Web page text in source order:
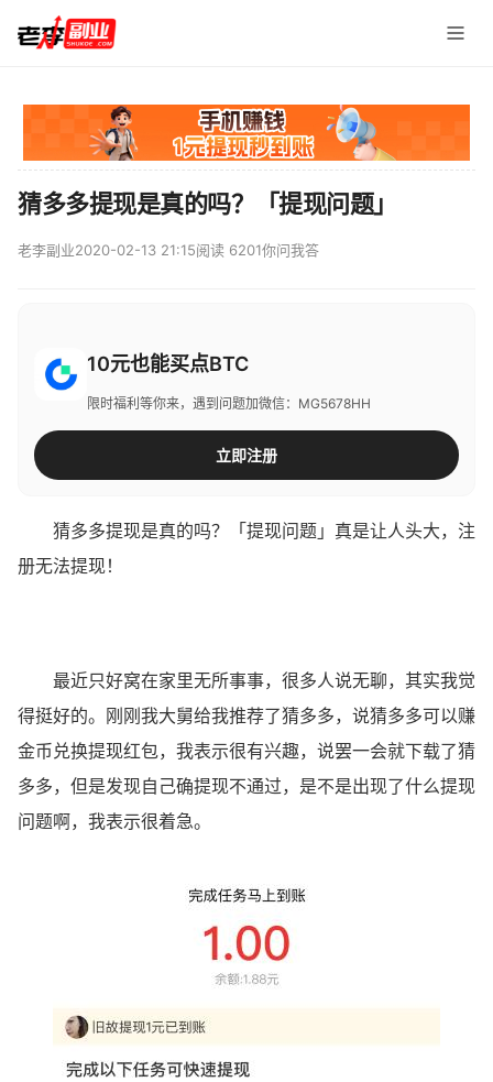
猜多多提现是真的吗？「提现问题」
老李副业2020-02-13 21:15阅读 6201你问我答
10元也能买点BTC
限时福利等你来，遇到问题加微信：MG5678HH
立即注册
猜多多提现是真的吗？「提现问题」真是让人头大，注
册无法提现！
最近只好窝在家里无所事事，很多人说无聊，其实我觉
得挺好的。刚刚我大舅给我推荐了猜多多，说猜多多可以赚
金币兑换提现红包，我表示很有兴趣，说罢一会就下载了猜
多多，但是发现自己确提现不通过，是不是出现了什么提现
问题啊，我表示很着急。